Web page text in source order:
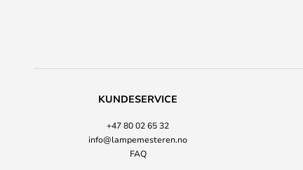
KUNDESERVICE
+47 80 02 65 32
info@lampemesteren.no
FAQ